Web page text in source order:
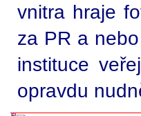
vnitra hraje
za PR a
instituce
opravdu